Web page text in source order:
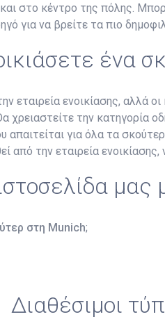
στο κέντρο της πόλης.
για να βρείτε τα πιο
ένα
ενοικίασης, αλλά οι
χρειαστείτε την κατηγορία
για όλα τα
από την εταιρεία
μας
στη Munich;
Διαθέσιμοι